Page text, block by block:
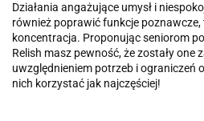
Działania angażujące umysł i
również poprawić funkcje poznawcze,
koncentracja. Proponując seniorom
Relish masz pewność, że zostały one
uwzględnieniem potrzeb i ograniczeń
nich korzystać jak najczęściej!